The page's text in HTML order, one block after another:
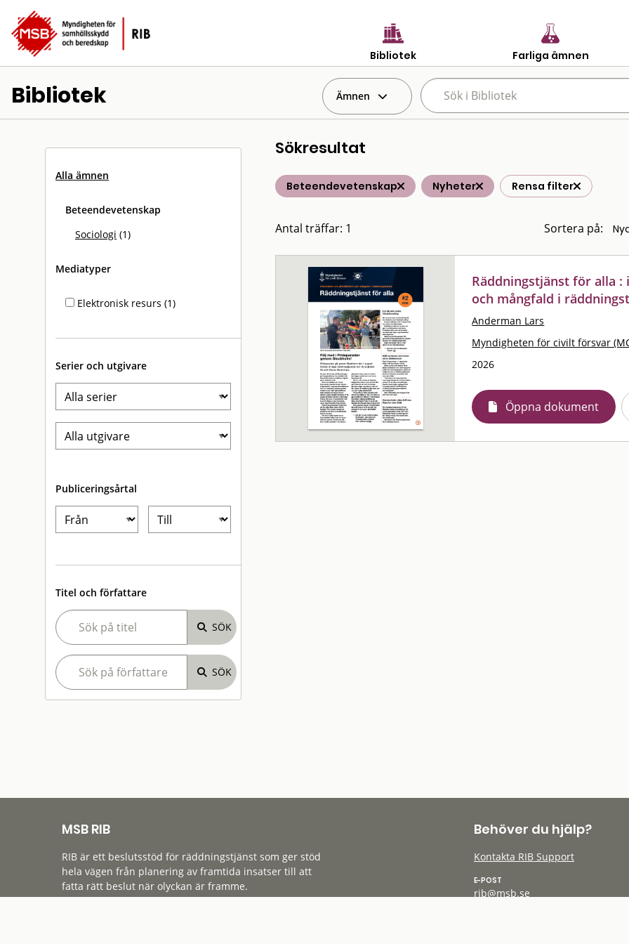
Bibliotek Farliga ämnen
Bibliotek Ämnen
Alla ämnen
Beteendevetenskap
Sociologi (1)
Mediatyper
Elektronisk resurs (1)
Serier och utgivare
Publiceringsårtal
Titel och författare
Sökresultat
Beteendevetenskap Nyheter Rensa filter
Antal träffar: 1 Sortera på:
Räddningstjänst för alla
och mångfald i
Anderman Lars
Myndigheten för civilt försvar
2026
Öppna dokument
MSB RIB
RIB är ett beslutsstöd för räddningstjänst som ger stöd
hela vägen från planering av framtida insatser till att
fatta rätt beslut när olyckan är framme.
Behöver du hjälp?
Kontakta RIB Support
E-POST
rib@msb.se